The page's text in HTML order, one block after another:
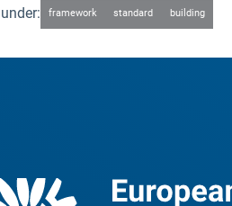
framework standard building